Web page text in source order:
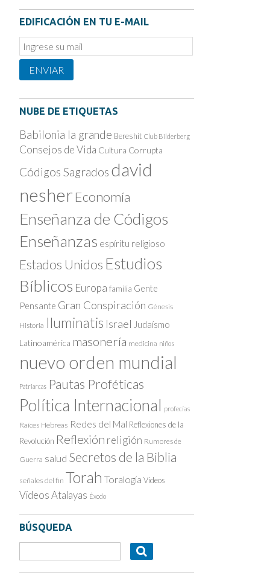
EDIFICACIÓN EN TU E-MAIL
Email
Subscription
ENVIAR
NUBE DE ETIQUETAS
Babilonia la grande Bereshit Club Bilderberg
Consejos de Vida Cultura Corrupta
Códigos Sagrados david
nesher Economía
Enseñanza de Códigos
Enseñanzas espíritu religioso
Estados Unidos Estudios
Bíblicos Europa familia Gente
Pensante Gran Conspiración Génesis
Historia Iluminatis Israel Judaísmo
Latinoamérica masonería medicina niños
nuevo orden mundial
Patriarcas Pautas Proféticas
Política Internacional profecías
Raíces Hebreas Redes del Mal Reflexiones de la
Revolución Reflexión religión Rumores de
Guerra salud Secretos de la Biblia
señales del fin Torah Toralogía Videos
Videos Atalayas Éxodo
BÚSQUEDA